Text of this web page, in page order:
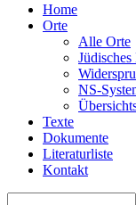
Home
Orte
Alle Orte
Jüdisches
NS-
Texte
Dokumente
Literaturliste
Kontakt